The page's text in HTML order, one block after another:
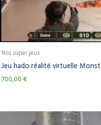
Nos super jeux
Jeu hado réalité virtuelle
700,00€